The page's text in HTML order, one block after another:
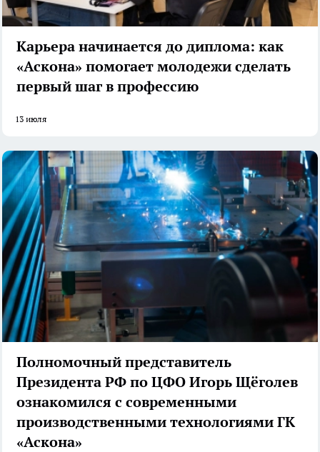
Карьера начинается до диплома: как
«Аскона» помогает молодежи сделать
первый шаг в профессию
13 июля
Полномочный представитель
Президента РФ по ЦФО Игорь Щёголев
ознакомился с современными
производственными технологиями ГК
«Аскона»